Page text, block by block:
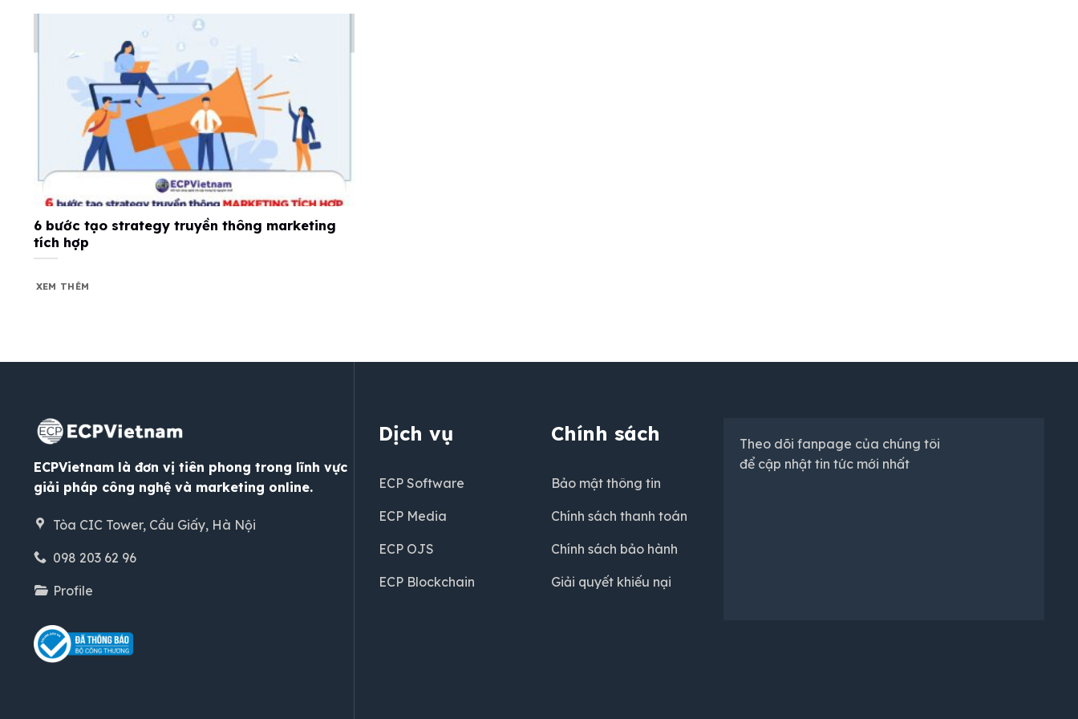
6 bước tạo strategy truyền thông marketing
tích hợp
XEM THÊM
ECPVietnam là đơn vị tiên phong trong lĩnh vực
giải pháp công nghệ và marketing online.
Tòa CIC Tower, Cầu Giấy, Hà Nội
098 203 62 96
Profile
Dịch vụ
ECP Software
ECP Media
ECP OJS
ECP Blockchain
Chính sách
Bảo mật thông tin
Chính sách thanh toán
Chính sách bảo hành
Giải quyết khiếu nại
Theo dõi fanpage của chúng tôi
để cập nhật tin tức mới nhất